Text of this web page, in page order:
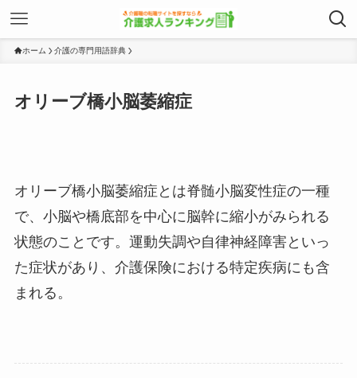
ホーム 介護の専門用語辞典
オリーブ橋小脳萎縮症
オリーブ橋小脳萎縮症とは脊髄小脳変性症の一種
で、小脳や橋底部を中心に脳幹に縮小がみられる
状態のことです。運動失調や自律神経障害といっ
た症状があり、介護保険における特定疾病にも含
まれる。